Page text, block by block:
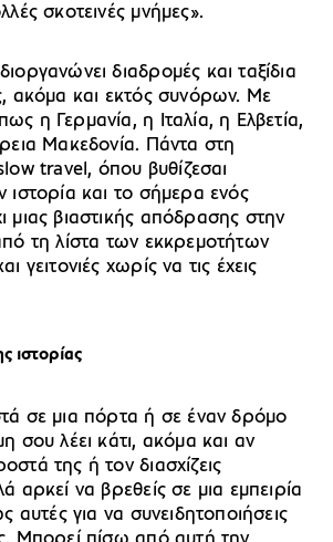
σκοτεινές μνήμες».
διαδρομές και ταξίδια
ακόμα και εκτός συνόρων. Με
η Γερμανία, η Ιταλία, η Ελβετία,
Μακεδονία. Πάντα στη
travel, όπου βυθίζεσαι
ιστορία και το σήμερα ενός
μιας βιαστικής απόδρασης στην
τη λίστα των εκκρεμοτήτων
γειτονιές χωρίς να τις έχεις
ιστορίας
σε μια πόρτα ή σε έναν δρόμο
σου λέει κάτι, ακόμα και αν
της ή τον διασχίζεις
αρκεί να βρεθείς σε μια εμπειρία
για να συνειδητοποιήσεις